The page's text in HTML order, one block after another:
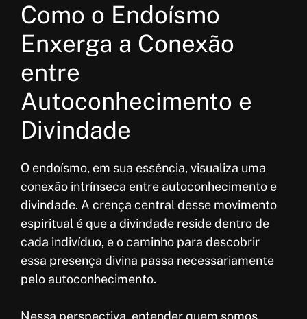
Como o Endoísmo
Enxerga a Conexão
entre
Autoconhecimento e
Divindade
O endoísmo, em sua essência, visualiza uma
conexão intrínseca entre autoconhecimento e
divindade. A crença central desse movimento
espiritual é que a divindade reside dentro de
cada indivíduo, e o caminho para descobrir
essa presença divina passa necessariamente
pelo autoconhecimento.